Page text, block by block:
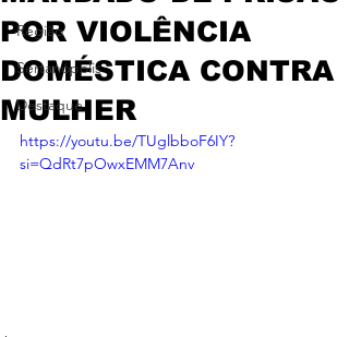
Região
Sertanópolis
Destaque
POR VIOLÊNCIA
DOMÉSTICA CONTRA
MULHER
https://youtu.be/TUglbboF6IY?
si=QdRt7pOwxEMM7Anv